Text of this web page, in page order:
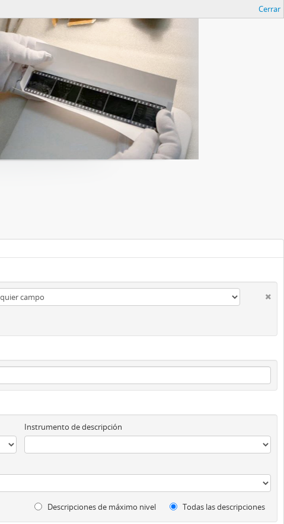
Cerrar
Instrumento de descripción
Descripciones de máximo nivel Todas las descripciones